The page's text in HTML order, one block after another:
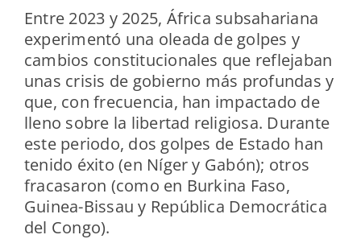
Entre 2023 y 2025, África subsahariana
experimentó una oleada de golpes y
cambios constitucionales que reflejaban
unas crisis de gobierno más profundas y
que, con frecuencia, han impactado de
lleno sobre la libertad religiosa. Durante
este periodo, dos golpes de Estado han
tenido éxito (en Níger y Gabón); otros
fracasaron (como en Burkina Faso,
Guinea-Bissau y República Democrática
del Congo).